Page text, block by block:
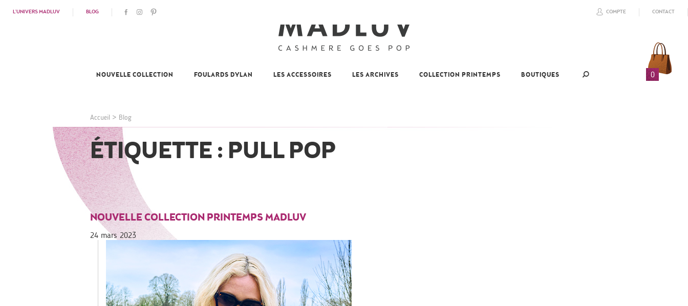
L'UNIVERS MADLUV BLOG COMPTE CONTACT
0
NOUVELLE COLLECTION FOULARDS DYLAN LES ACCESSOIRES LES ARCHIVES COLLECTION PRINTEMPS BOUTIQUES
Accueil > Blog
ÉTIQUETTE : PULL POP
NOUVELLE COLLECTION PRINTEMPS MADLUV
24 mars 2023